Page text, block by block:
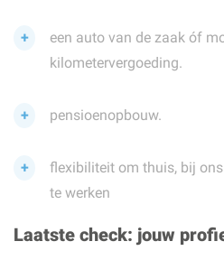
een auto van de zaak óf
kilometervergoeding.
pensioenopbouw.
flexibiliteit om thuis, bij
te werken
Laatste check: jouw